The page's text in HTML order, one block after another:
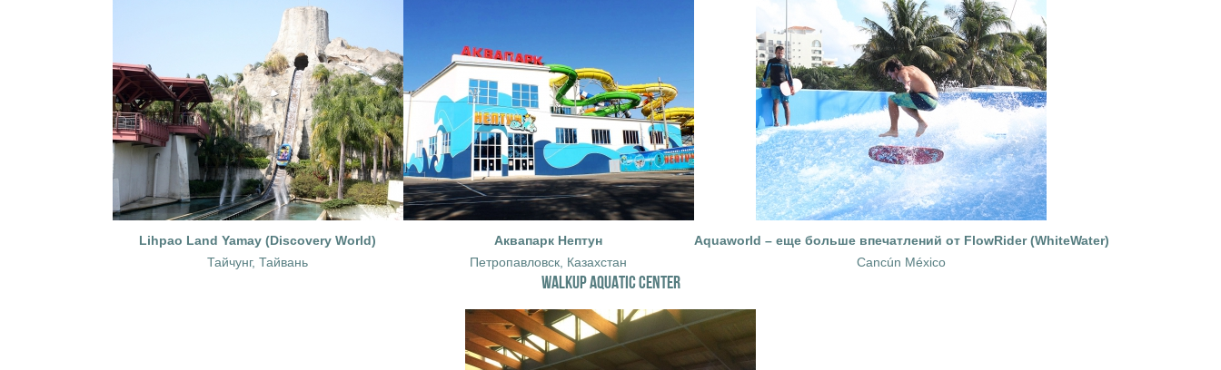
Lihpao Land Yamay (Discovery World)
Тайчунг, Тайвань
Аквапарк Нептун
Петропавловск, Казахстан
Aquaworld – еще больше впечатлений от FlowRider (WhiteWater)
Cancún México
WALKUP AQUATIC CENTER